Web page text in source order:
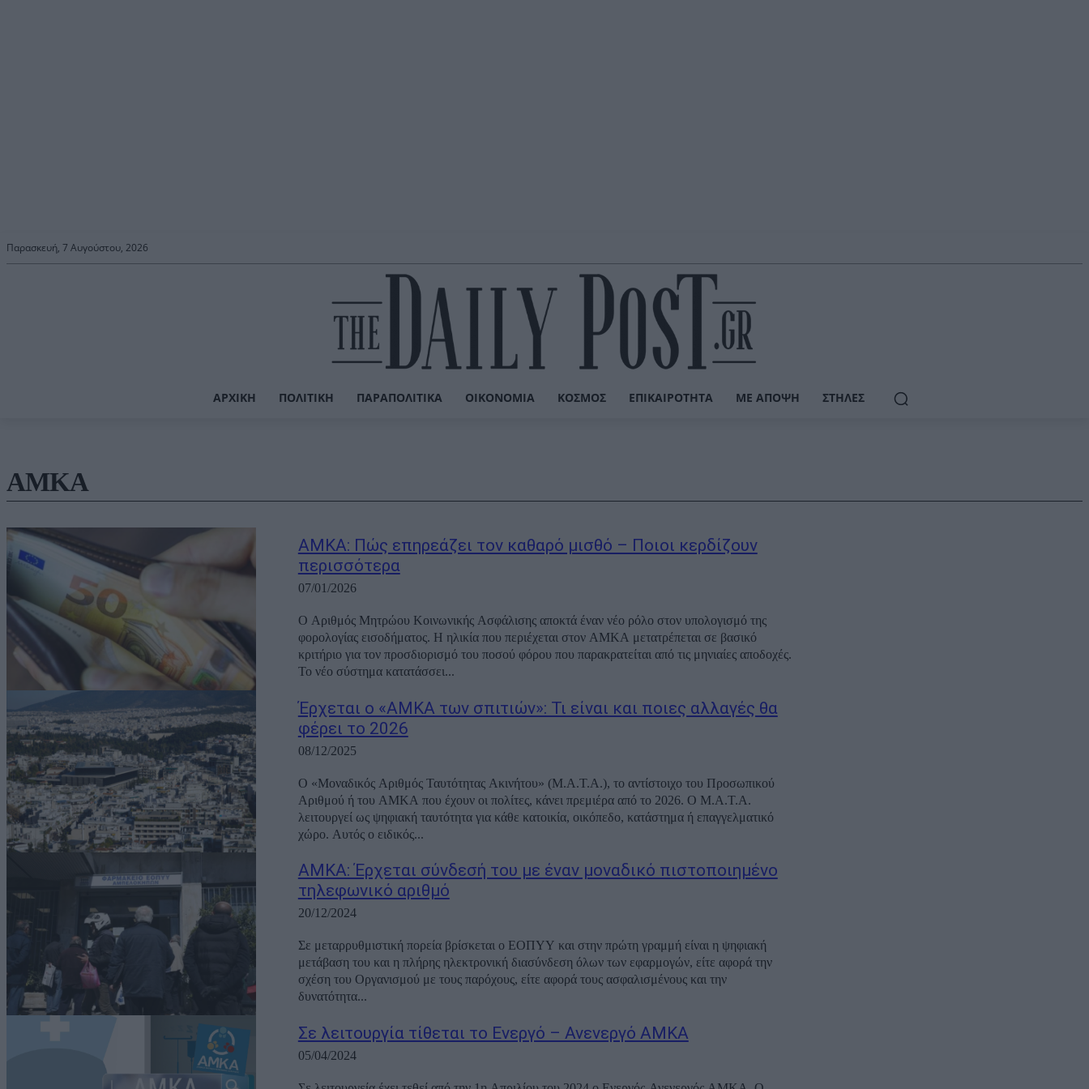
Παρασκευή, 7 Αυγούστου, 2026
ΑΡΧΙΚΉ ΠΟΛΙΤΙΚΉ ΠΑΡΑΠΟΛΙΤΙΚΆ ΟΙΚΟΝΟΜΊΑ ΚΌΣΜΟΣ ΕΠΙΚΑΙΡΌΤΗΤΑ ΜΕ ΆΠΟΨΗ ΣΤΉΛΕΣ
ΑΜΚΑ
ΑΜΚΑ: Πώς επηρεάζει τον καθαρό μισθό – Ποιοι κερδίζουν
περισσότερα
07/01/2026
Ο Αριθμός Μητρώου Κοινωνικής Ασφάλισης αποκτά έναν νέο ρόλο στον υπολογισμό της
φορολογίας εισοδήματος. Η ηλικία που περιέχεται στον ΑΜΚΑ μετατρέπεται σε βασικό
κριτήριο για τον προσδιορισμό του ποσού φόρου που παρακρατείται από τις μηνιαίες αποδοχές.
Το νέο σύστημα κατατάσσει...
Έρχεται ο «ΑΜΚΑ των σπιτιών»: Τι είναι και ποιες αλλαγές θα
φέρει το 2026
08/12/2025
Ο «Μοναδικός Αριθμός Ταυτότητας Ακινήτου» (Μ.Α.Τ.Α.), το αντίστοιχο του Προσωπικού
Αριθμού ή του ΑΜΚΑ που έχουν οι πολίτες, κάνει πρεμιέρα από το 2026. Ο Μ.Α.Τ.Α.
λειτουργεί ως ψηφιακή ταυτότητα για κάθε κατοικία, οικόπεδο, κατάστημα ή επαγγελματικό
χώρο. Αυτός ο ειδικός...
ΑΜΚΑ: Έρχεται σύνδεσή του με έναν μοναδικό πιστοποιημένο
τηλεφωνικό αριθμό
20/12/2024
Σε μεταρρυθμιστική πορεία βρίσκεται ο ΕΟΠΥΥ και στην πρώτη γραμμή είναι η ψηφιακή
μετάβαση του και η πλήρης ηλεκτρονική διασύνδεση όλων των εφαρμογών, είτε αφορά την
σχέση του Οργανισμού με τους παρόχους, είτε αφορά τους ασφαλισμένους και την
δυνατότητα...
Σε λειτουργία τίθεται το Ενεργό – Ανενεργό ΑΜΚΑ
05/04/2024